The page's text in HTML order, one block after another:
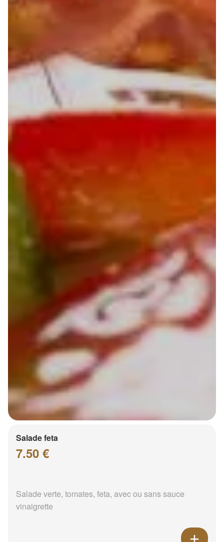
Salade feta
7.50 €
Salade verte, tomates, feta, avec ou sans sauce
vinaigrette